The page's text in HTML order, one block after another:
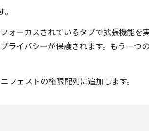
ォーカスされているタブで拡張機能を
ライバシーが保護されます。もう一つの
フェストの権限配列に追加します。